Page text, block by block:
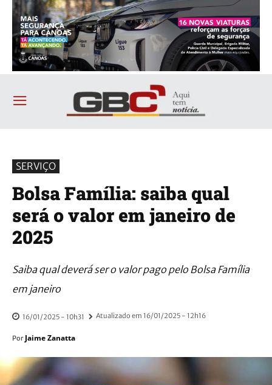
SERVIÇO
Bolsa Família: saiba qual
será o valor em janeiro de
2025
Saiba qual deverá ser o valor pago pelo Bolsa Família
em janeiro
16/01/2025 - 10h31 Atualizado em 16/01/2025 - 12h16
Por Jaime Zanatta